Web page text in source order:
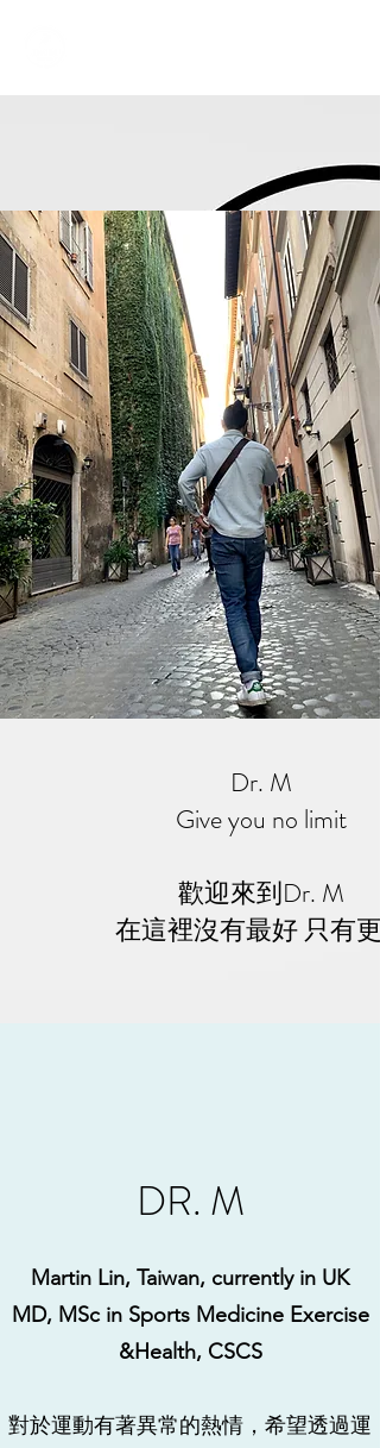
Dr. M
Give you no limit
歡迎來到Dr. M
在這裡沒有最好 只有更
DR. M
Martin Lin, Taiwan, currently in UK
MD, MSc in Sports Medicine Exercise
&Health, CSCS
對於運動有著異常的熱情，希望透過運